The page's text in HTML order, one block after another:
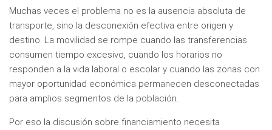
Muchas veces el problema no es la ausencia absoluta de
transporte, sino la desconexión efectiva entre origen y
destino. La movilidad se rompe cuando las transferencias
consumen tiempo excesivo, cuando los horarios no
responden a la vida laboral o escolar y cuando las zonas con
mayor oportunidad económica permanecen desconectadas
para amplios segmentos de la población.
Por eso la discusión sobre financiamiento necesita